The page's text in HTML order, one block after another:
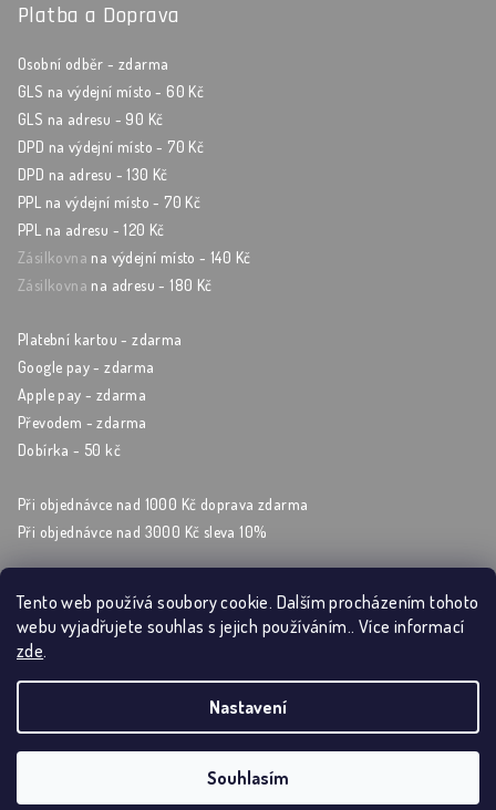
Tento web používá soubory cookie. Dalším procházením tohoto
webu vyjadřujete souhlas s jejich používáním.. Více informací
zde.
Nastavení
Souhlasím
Platba a Doprava
Osobní odběr - zdarma
GLS na výdejní místo - 60 Kč
GLS na adresu - 90 Kč
DPD na výdejní místo - 70 Kč
DPD na adresu - 130 Kč
PPL na výdejní místo - 70 Kč
PPL na adresu - 120 Kč
Zásilkovna na výdejní místo - 140 Kč
Zásilkovna na adresu - 180 Kč
Platební kartou - zdarma
Google pay - zdarma
Apple pay - zdarma
Převodem - zdarma
Dobírka - 50 kč
Při objednávce nad 1000 Kč doprava zdarma
Při objednávce nad 3000 Kč sleva 10%
Sleduj nás na sockách
Vytvořil Shoptet